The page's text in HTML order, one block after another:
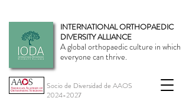
INTERNATIONAL ORTHOPAEDIC
DIVERSITY ALLIANCE
A global orthopaedic culture in which
everyone can thrive.
Socio de Diversidad de AAOS
2024-2027